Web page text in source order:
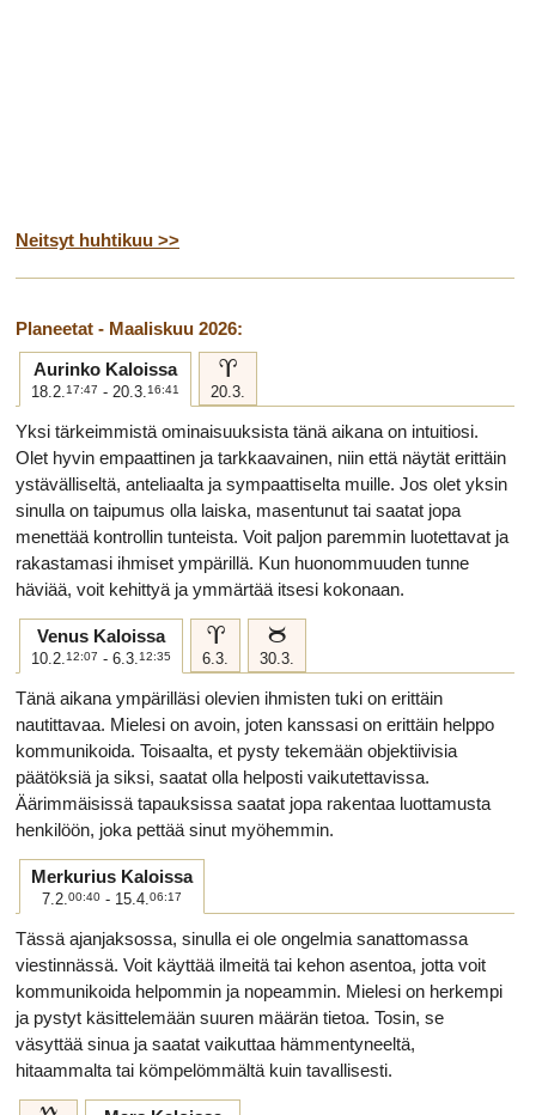
Neitsyt huhtikuu >>
Planeetat - Maaliskuu 2026:
Aurinko Kaloissa
18.2.17:47 - 20.3.16:41
a
20.3.
Yksi tärkeimmistä ominaisuuksista tänä aikana on intuitiosi.
Olet hyvin empaattinen ja tarkkaavainen, niin että näytät erittäin
ystävälliseltä, anteliaalta ja sympaattiselta muille. Jos olet yksin
sinulla on taipumus olla laiska, masentunut tai saatat jopa
menettää kontrollin tunteista. Voit paljon paremmin luotettavat ja
rakastamasi ihmiset ympärillä. Kun huonommuuden tunne
häviää, voit kehittyä ja ymmärtää itsesi kokonaan.
Venus Kaloissa
10.2.12:07 - 6.3.12:35
a
6.3.
b
30.3.
Tänä aikana ympärilläsi olevien ihmisten tuki on erittäin
nautittavaa. Mielesi on avoin, joten kanssasi on erittäin helppo
kommunikoida. Toisaalta, et pysty tekemään objektiivisia
päätöksiä ja siksi, saatat olla helposti vaikutettavissa.
Äärimmäisissä tapauksissa saatat jopa rakentaa luottamusta
henkilöön, joka pettää sinut myöhemmin.
Merkurius Kaloissa
7.2.00:40 - 15.4.06:17
Tässä ajanjaksossa, sinulla ei ole ongelmia sanattomassa
viestinnässä. Voit käyttää ilmeitä tai kehon asentoa, jotta voit
kommunikoida helpommin ja nopeammin. Mielesi on herkempi
ja pystyt käsittelemään suuren määrän tietoa. Tosin, se
väsyttää sinua ja saatat vaikuttaa hämmentyneeltä,
hitaammalta tai kömpelömmältä kuin tavallisesti.